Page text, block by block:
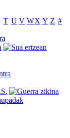
T U V WX Y Z #